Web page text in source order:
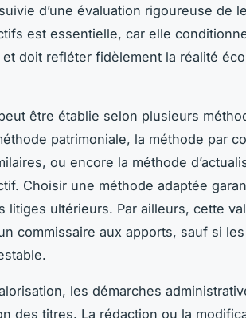
d’une évaluation rigoureuse de
est essentielle, car elle
doit refléter fidèlement la réalité
être établie selon plusieurs
patrimoniale, la méthode par
ou encore la méthode
Choisir une méthode adaptée
litiges ultérieurs. Par ailleurs, cette
commissaire aux apports, sauf si
les démarches
des titres. La rédaction ou la